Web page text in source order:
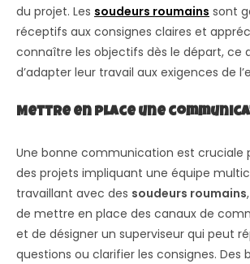
du projet. Les soudeurs roumains sont
réceptifs aux consignes claires et
connaître les objectifs dès le départ, ce
d’adapter leur travail aux exigences de
Mettre en place une
Une bonne communication est cruciale
des projets impliquant une équipe
travaillant avec des soudeurs roumains
de mettre en place des canaux de
et de désigner un superviseur qui peut
questions ou clarifier les consignes. Des